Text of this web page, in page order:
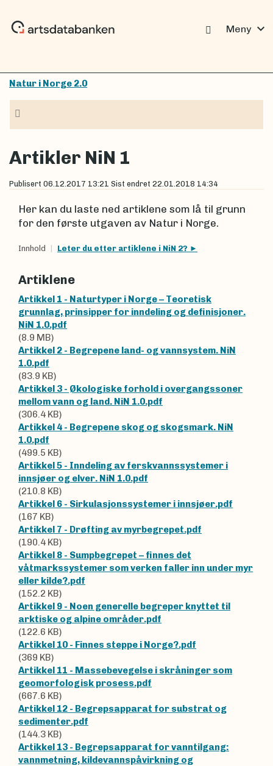
Meny expand_more
Natur i Norge 2.0
Artikler NiN 1
Publisert 06.12.2017 13:21 Sist endret 22.01.2018 14:34
Her kan du laste ned artiklene som lå til grunn
for den første utgaven av Natur i Norge.
Innhold Leter du etter artiklene i NiN 2?
Artiklene
Artikkel 1 - Naturtyper i Norge – Teoretisk
grunnlag, prinsipper for inndeling og definisjoner.
NiN 1.0.pdf
(8.9 MB)
Artikkel 2 - Begrepene land- og vannsystem. NiN
1.0.pdf
(83.9 KB)
Artikkel 3 - Økologiske forhold i overgangssoner
mellom vann og land. NiN 1.0.pdf
(306.4 KB)
Artikkel 4 - Begrepene skog og skogsmark. NiN
1.0.pdf
(499.5 KB)
Artikkel 5 - Inndeling av ferskvannssystemer i
innsjøer og elver. NiN 1.0.pdf
(210.8 KB)
Artikkel 6 - Sirkulasjonssystemer i innsjøer.pdf
(167 KB)
Artikkel 7 - Drøfting av myrbegrepet.pdf
(190.4 KB)
Artikkel 8 - Sumpbegrepet – finnes det
våtmarkssystemer som verken faller inn under myr
eller kilde?.pdf
(152.2 KB)
Artikkel 9 - Noen generelle begreper knyttet til
arktiske og alpine områder.pdf
(122.6 KB)
Artikkel 10 - Finnes steppe i Norge?.pdf
(369 KB)
Artikkel 11 - Massebevegelse i skråninger som
geomorfologisk prosess.pdf
(667.6 KB)
Artikkel 12 - Begrepsapparat for substrat og
sedimenter.pdf
(144.3 KB)
Artikkel 13 - Begrepsapparat for vanntilgang:
vannmetning, kildevannspåvirkning og